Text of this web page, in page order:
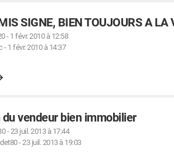
SIGNE, BIEN TOUJOURS A LA
- 1 févr. 2010 à 12:58
- 1 févr. 2010 à 14:37
vendeur bien immobilier
-23 juil. 2013 à 17:44
-23 juil. 2013 à 19:03